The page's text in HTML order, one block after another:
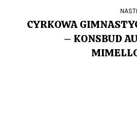
CYRKOWA
– KONSBUD